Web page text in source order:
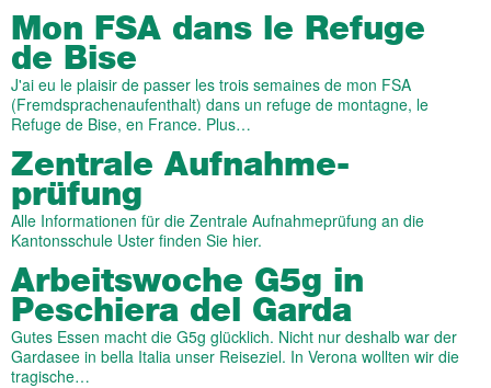
Mon FSA dans le Refuge
de Bise
J'ai eu le plaisir de passer les trois semaines de mon FSA
(Fremdsprachenaufenthalt) dans un refuge de montagne, le
Refuge de Bise, en France. Plus…
Zentrale Aufnahme­­
prüfung
Alle Informationen für die Zentrale Aufnahmeprüfung an die
Kantonsschule Uster finden Sie hier.
Arbeitswoche G5g in
Peschiera del Garda
Gutes Essen macht die G5g glücklich. Nicht nur deshalb war der
Gardasee in bella Italia unser Reiseziel. In Verona wollten wir die
tragische…